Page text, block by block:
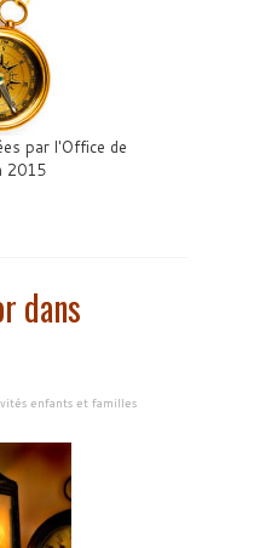
par l'Office de
2015
dans
enfants et familles